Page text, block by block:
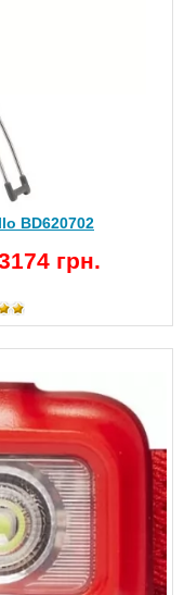
BD620702
грн.